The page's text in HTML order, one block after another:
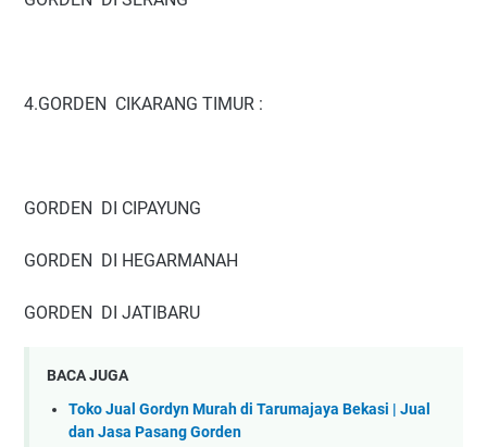
4.GORDEN CIKARANG TIMUR :
GORDEN DI CIPAYUNG
GORDEN DI HEGARMANAH
GORDEN DI JATIBARU
BACA JUGA
Toko Jual Gordyn Murah di Tarumajaya Bekasi | Jual
dan Jasa Pasang Gorden